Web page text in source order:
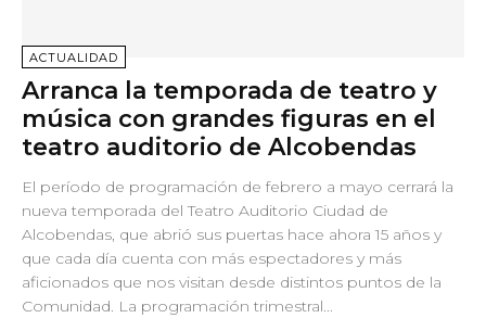
ACTUALIDAD
Arranca la temporada de teatro y
música con grandes figuras en el
teatro auditorio de Alcobendas
El período de programación de febrero a mayo cerrará la
nueva temporada del Teatro Auditorio Ciudad de
Alcobendas, que abrió sus puertas hace ahora 15 años y
que cada día cuenta con más espectadores y más
aficionados que nos visitan desde distintos puntos de la
Comunidad. La programación trimestral...